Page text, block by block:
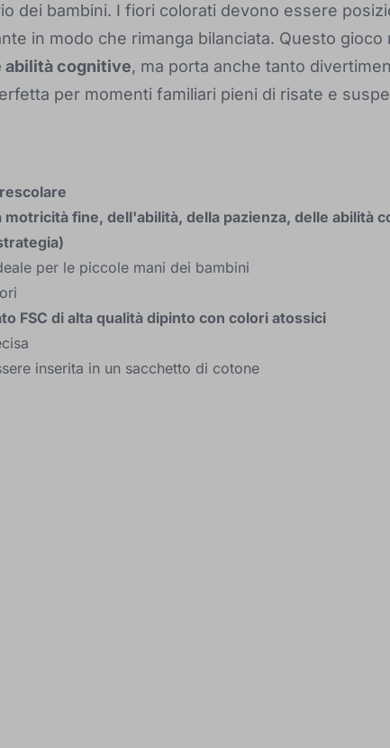
dei bambini. I fiori colorati devono essere
in modo che rimanga bilanciata. Questo gioco
abilità cognitive, ma porta anche tanto
per momenti familiari pieni di risate e
motricità fine, dell'abilità, della pazienza, delle abilità
per le piccole mani dei bambini
FSC di alta qualità dipinto con colori atossici
inserita in un sacchetto di cotone